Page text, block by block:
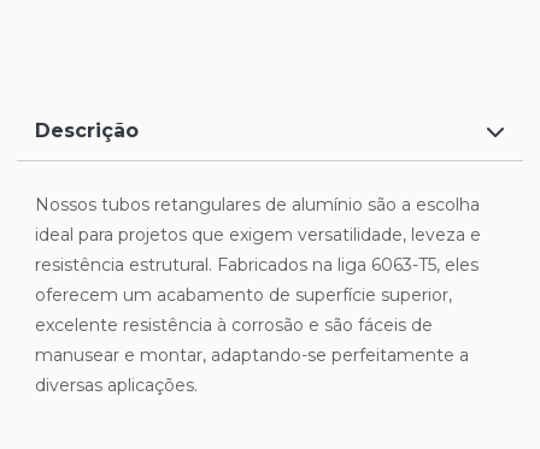
Descrição
Nossos tubos retangulares de alumínio são a escolha
ideal para projetos que exigem versatilidade, leveza e
resistência estrutural. Fabricados na liga 6063-T5, eles
oferecem um acabamento de superfície superior,
excelente resistência à corrosão e são fáceis de
manusear e montar, adaptando-se perfeitamente a
diversas aplicações.